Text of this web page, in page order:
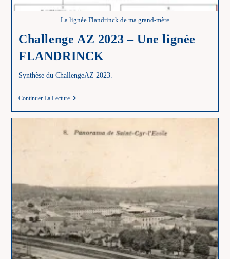
La lignée Flandrinck de ma grand-mère
Challenge AZ 2023 – Une lignée
FLANDRINCK
Synthèse du ChallengeAZ 2023.
Continuer La LectureChallenge
Une